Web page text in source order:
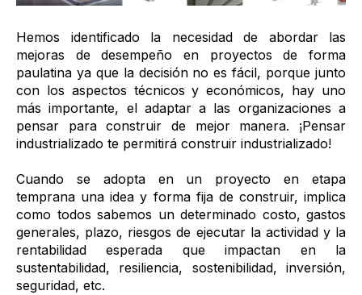
Hemos identificado la necesidad de abordar las
mejoras de desempeño en proyectos de forma
paulatina ya que la decisión no es fácil, porque junto
con los aspectos técnicos y económicos, hay uno
más importante, el adaptar a las organizaciones a
pensar para construir de mejor manera. ¡Pensar
industrializado te permitirá construir industrializado!
Cuando se adopta en un proyecto en etapa
temprana una idea y forma fija de construir, implica
como todos sabemos un determinado costo, gastos
generales, plazo, riesgos de ejecutar la actividad y la
rentabilidad esperada que impactan en la
sustentabilidad, resiliencia, sostenibilidad, inversión,
seguridad, etc.